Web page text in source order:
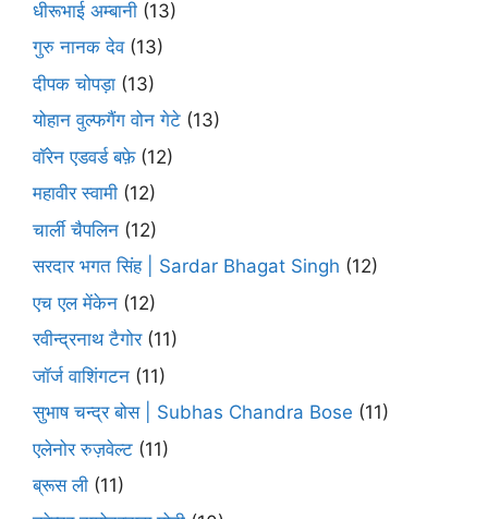
धीरूभाई अम्बानी (13)
गुरु नानक देव(13)
दीपक चोपड़ा (13)
योहान वुल्फगैंग वोन गेटे (13)
वॉरेन एडवर्ड बफ़े(12)
महावीर स्वामी (12)
चार्ली चैपलिन (12)
सरदार भगत सिंह | Sardar Bhagat Singh (12)
एच एल मेंकेन (12)
रवीन्द्रनाथ टैगोर(11)
जॉर्ज वाशिंगटन (11)
सुभाष चन्द्र बोस | Subhas Chandra Bose (11)
एलेनोर रुज़वेल्ट (11)
ब्रूस ली (11)